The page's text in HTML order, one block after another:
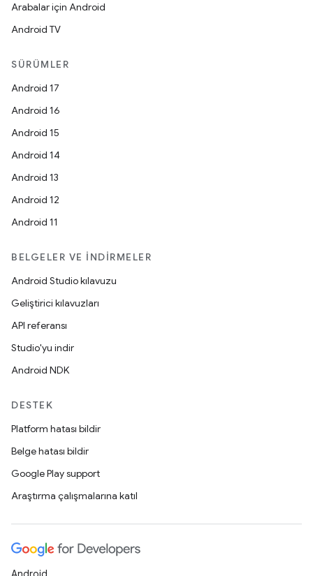
Arabalar için Android
Android TV
SÜRÜMLER
Android 17
Android 16
Android 15
Android 14
Android 13
Android 12
Android 11
BELGELER VE İNDIRMELER
Android Studio kılavuzu
Geliştirici kılavuzları
API referansı
Studio'yu indir
Android NDK
DESTEK
Platform hatası bildir
Belge hatası bildir
Google Play support
Araştırma çalışmalarına katıl